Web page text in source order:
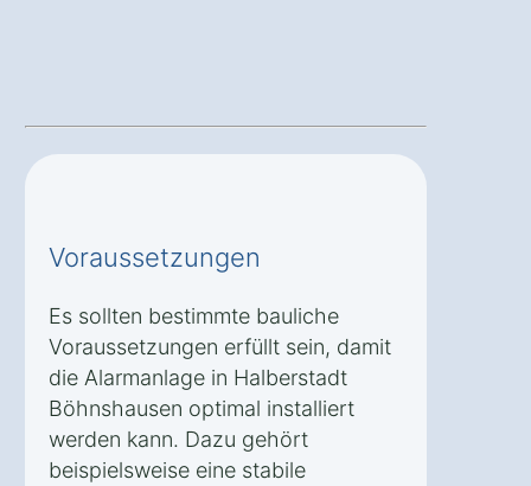
Voraussetzungen
Es sollten bestimmte bauliche
Voraussetzungen erfüllt sein, damit
die Alarmanlage in Halberstadt
Böhnshausen optimal installiert
werden kann. Dazu gehört
beispielsweise eine stabile